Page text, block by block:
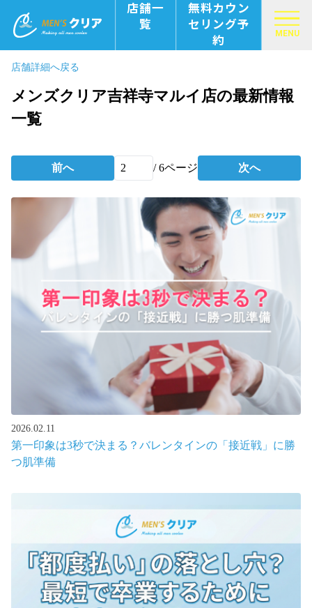
店舗一
覧
無料カウン
セリング予
約
MENU
店舗詳細へ戻る
メンズクリア吉祥寺マルイ店の最新情報
一覧
前へ /6ページ 次へ
2026.02.11
第一印象は3秒で決まる？バレンタインの「接近戦」に勝
つ肌準備